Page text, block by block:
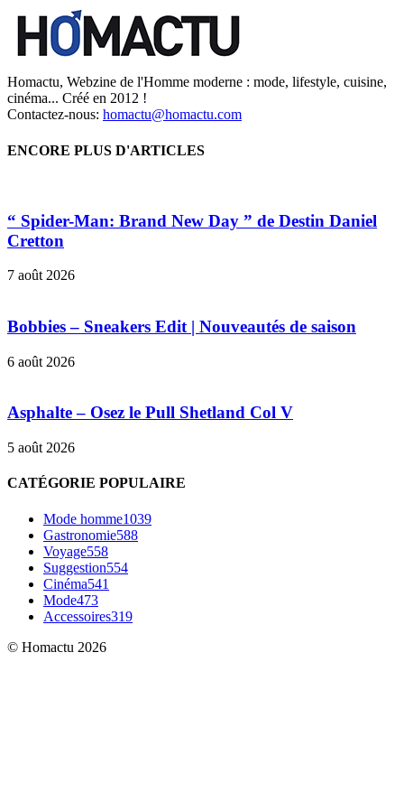
Homactu, Webzine de l'Homme moderne : mode, lifestyle, cuisine,
cinéma... Créé en 2012 !
Contactez-nous: homactu@homactu.com
ENCORE PLUS D'ARTICLES
“ Spider-Man: Brand New Day ” de Destin Daniel
Cretton
7 août 2026
Bobbies – Sneakers Edit | Nouveautés de saison
6 août 2026
Asphalte – Osez le Pull Shetland Col V
5 août 2026
CATÉGORIE POPULAIRE
Mode homme1039
Gastronomie588
Voyage558
Suggestion554
Cinéma541
Mode473
Accessoires319
© Homactu 2026